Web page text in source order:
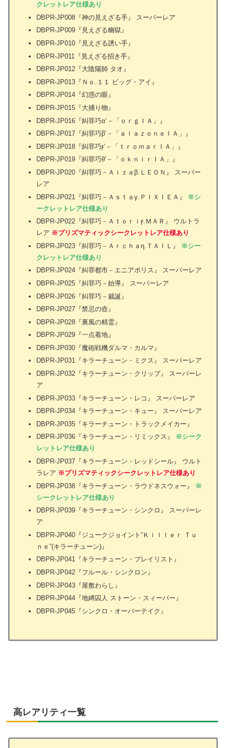
クレットレア仕様あり
DBPR-JP008『神の見えざる手』 スーパーレア
DBPR-JP009『見えざる幽獄』
DBPR-JP010『見えざる誘い手』
DBPR-JP011『見えざる招き手』
DBPR-JP012『大陰陽師 タオ』
DBPR-JP013『Ｎｏ.１１ ビッグ・アイ』
DBPR-JP014『幻惑の眼』
DBPR-JP015『大捕り物』
DBPR-JP016『糾罪巧α’－「ｏｒｇＩＡ」』
DBPR-JP017『糾罪巧β’－「ａｌａｚｏｎｅＩＡ」』
DBPR-JP018『糾罪巧ϝ’－「ｔｒｏｍａｒＩＡ」』
DBPR-JP019『糾罪巧θ’－「ｏｋｎｉｒＩＡ」』
DBPR-JP020『糾罪巧－Ａｉｚａβ.ＬＥＯＮ』 スーパー
レア
DBPR-JP021『糾罪巧－Ａｓｔａγ.ＰＩＸＩＥＡ』
※シ
ークレットレア仕様あり
DBPR-JP022『糾罪巧－Ａｔｏｒｉϝ.ＭＡＲ』 ウルトラ
レア ※プリズマティックシークレットレア仕様あり
DBPR-JP023『糾罪巧－Ａｒｃｈａη.ＴＡＩＬ』
※シー
クレットレア仕様あり
DBPR-JP024『糾罪都市－エニアポリス』 スーパーレア
DBPR-JP025『糾罪巧－始導』 スーパーレア
DBPR-JP026『糾罪巧－裁誕』
DBPR-JP027『禁忌の壺』
DBPR-JP028『裏風の精霊』
DBPR-JP029『一点着地』
DBPR-JP030『魔砲戦機ダルマ・カルマ』
DBPR-JP031『キラーチューン・ミクス』 スーパーレア
DBPR-JP032『キラーチューン・クリップ』 スーパーレ
ア
DBPR-JP033『キラーチューン・レコ』 スーパーレア
DBPR-JP034『キラーチューン・キュー』 スーパーレア
DBPR-JP035『キラーチューン・トラックメイカー』
DBPR-JP036『キラーチューン・リミックス』
※シーク
レットレア仕様あり
DBPR-JP037『キラーチューン・レッドシール』 ウルト
ラレア ※プリズマティックシークレットレア仕様あり
DBPR-JP038『キラーチューン・ラウドネスウォー』
※
シークレットレア仕様あり
DBPR-JP039『キラーチューン・シンクロ』 スーパーレ
ア
DBPR-JP040『ジュークジョイント“Ｋｉｌｌｅｒ Ｔｕ
ｎｅ”(キラーチューン)』
DBPR-JP041『キラーチューン・プレイリスト』
DBPR-JP042『フルール・シンクロン』
DBPR-JP043『屋敷わらし』
DBPR-JP044『地縛囚人 ストーン・スィーパー』
DBPR-JP045『シンクロ・オーバーテイク』
高レアリティ一覧